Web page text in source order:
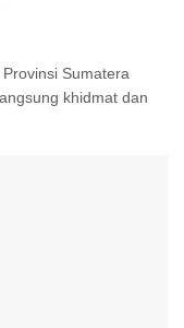
Sumatera
khidmat dan